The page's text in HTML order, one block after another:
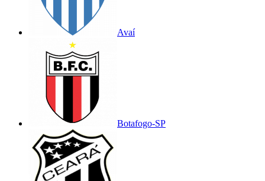
Avaí
Botafogo-SP